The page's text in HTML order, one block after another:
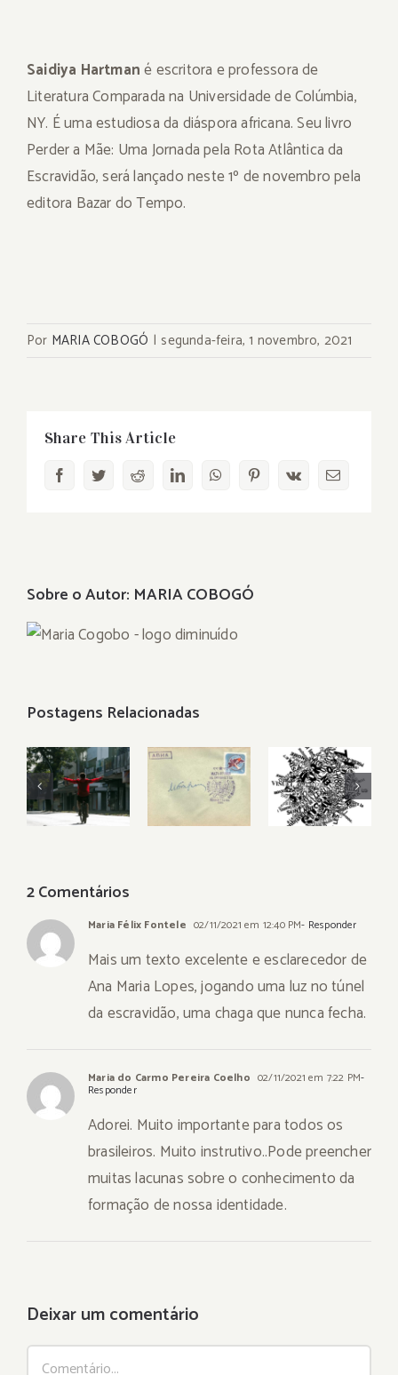
Saidiya Hartmané escritora e professora de
Literatura Comparada na Universidade de Colúmbia,
NY. É uma estudiosa da diáspora africana. Seu livro
Perder a Mãe: Uma Jornada pela Rota Atlântica da
Escravidão, será lançado neste 1º de novembro pela
editora Bazar do Tempo.
Por MARIA COBOGÓ | segunda-feira, 1 novembro, 2021
Share This Article
FacebookTwitterRedditLinkedInWhatsAppPinterestVk
E-
Sobre o Autor: MARIA COBOGÓ
Postagens Relacionadas
Se a W3
fosse
minha…
A DAMA
DO
CACHORRINHO
2 Comentários
Maria Félix Fontele 02/11/2021 em 12:40 PM- Responder
Mais um texto excelente e esclarecedor de
Ana Maria Lopes, jogando uma luz no túnel
da escravidão, uma chaga que nunca fecha.
Maria do Carmo Pereira Coelho 02/11/2021 em 7:22 PM-
Responder
Adorei. Muito importante para todos os
brasileiros. Muito instrutivo..Pode preencher
muitas lacunas sobre o conhecimento da
formação de nossa identidade.
Deixar um comentário
Comentário